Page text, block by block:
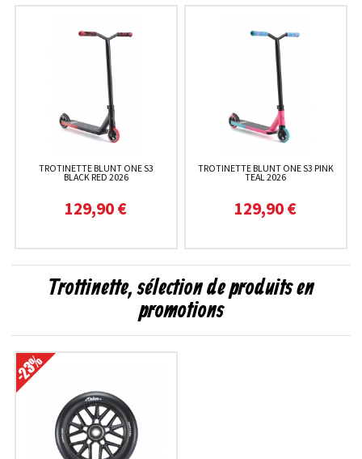
TROTINETTE BLUNT ONE S3
BLACK RED 2026
129,90 €
TROTINETTE BLUNT ONE S3 PINK
TEAL 2026
129,90 €
Trottinette, sélection de produits en
promotions